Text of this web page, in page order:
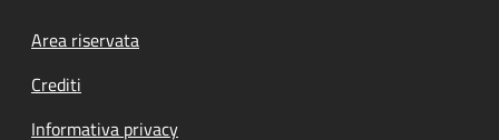
Footer menu
Area riservata
Crediti
Informativa privacy